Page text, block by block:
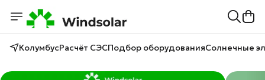
КолумбусРасчёт СЭСПодбор оборудованияСолнечные